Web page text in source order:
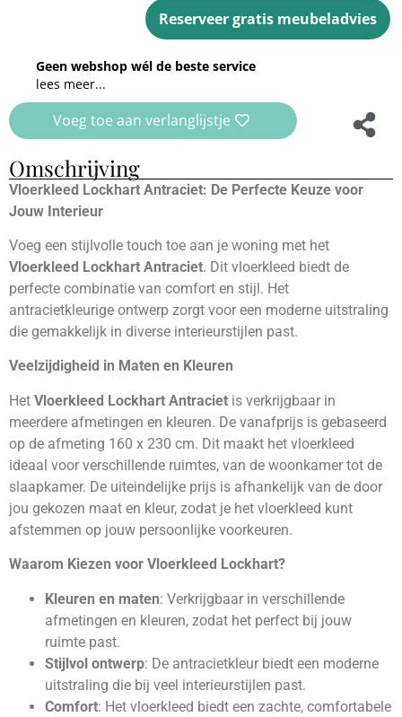
Reserveer gratis meubeladvies
Geen webshop wél de beste service
lees meer...
Voeg toe aan verlanglijstje
Omschrijving
Vloerkleed Lockhart Antraciet: De Perfecte Keuze voor
Jouw Interieur
Voeg een stijlvolle touch toe aan je woning met het
Vloerkleed Lockhart Antraciet. Dit vloerkleed biedt de
perfecte combinatie van comfort en stijl. Het
antracietkleurige ontwerp zorgt voor een moderne uitstraling
die gemakkelijk in diverse interieurstijlen past.
Veelzijdigheid in Maten en Kleuren
Het Vloerkleed Lockhart Antraciet is verkrijgbaar in
meerdere afmetingen en kleuren. De vanafprijs is gebaseerd
op de afmeting 160 x 230 cm. Dit maakt het vloerkleed
ideaal voor verschillende ruimtes, van de woonkamer tot de
slaapkamer. De uiteindelijke prijs is afhankelijk van de door
jou gekozen maat en kleur, zodat je het vloerkleed kunt
afstemmen op jouw persoonlijke voorkeuren.
Waarom Kiezen voor Vloerkleed Lockhart?
Kleuren en maten: Verkrijgbaar in verschillende
afmetingen en kleuren, zodat het perfect bij jouw
ruimte past.
Stijlvol ontwerp: De antracietkleur biedt een moderne
uitstraling die bij veel interieurstijlen past.
Comfort: Het vloerkleed biedt een zachte, comfortabele